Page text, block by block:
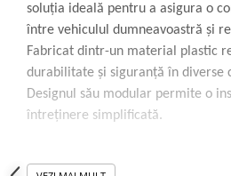
Lampi de ceata
Lampi gabarit auto si remorci
Lampi gabarit cu brat auto si
remorci
Lampi LED auto dedicate
soluția ideală pentru a asigura o
între vehiculul dumneavoastră și
Fabricat dintr-un material plastic
durabilitate și siguranță în diverse
Designul său modular permite o
întreținere simplificată.
Specificații Tehnice